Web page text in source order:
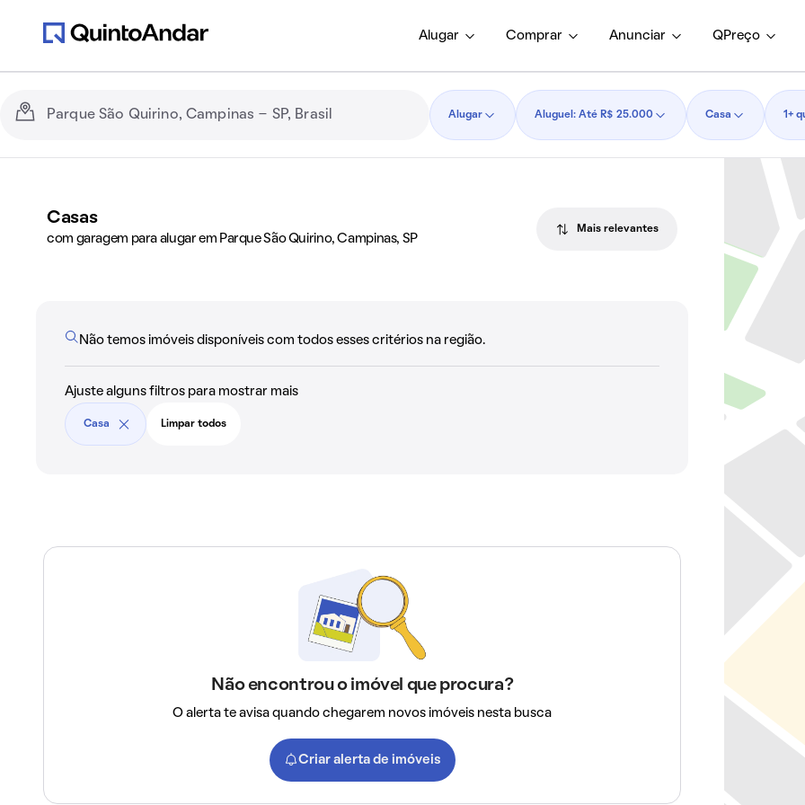
Alugar Comprar Anunciar QPreço
Alugar Aluguel: Até R$ 25.000 Casa 1+
Casas
com garagem para alugar em Parque São Quirino, Campinas, SP
Mais relevantes
Não temos imóveis disponíveis com todos esses critérios na região.
Ajuste alguns filtros para mostrar mais
Casa Limpar todos
Não encontrou o imóvel que procura?
O alerta te avisa quando chegarem novos imóveis nesta busca
Criar alerta de imóveis